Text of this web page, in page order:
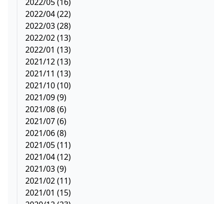
2022/04 (22)
2022/03 (28)
2022/02 (13)
2022/01 (13)
2021/12 (13)
2021/11 (13)
2021/10 (10)
2021/09 (9)
2021/08 (6)
2021/07 (6)
2021/06 (8)
2021/05 (11)
2021/04 (12)
2021/03 (9)
2021/02 (11)
2021/01 (15)